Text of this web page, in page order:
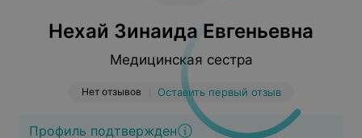
Нехай Зинаида Евгеньевна
Медицинская сестра
Нет отзывов Оставить первый отзыв
Профиль подтвержден